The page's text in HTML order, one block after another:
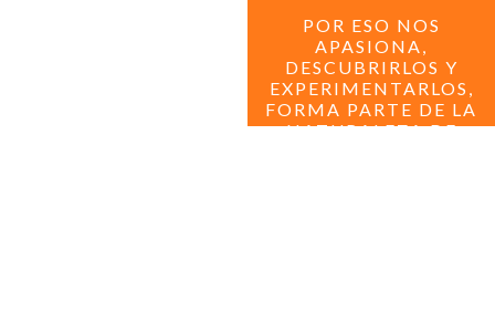
POR ESO NOS
APASIONA,
DESCUBRIRLOS Y
EXPERIMENTARLOS,
FORMA PARTE DE LA
NATURALEZA DE